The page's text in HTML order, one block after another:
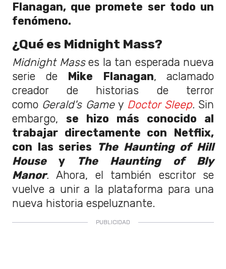
Flanagan, que promete ser todo un
fenómeno.
¿Qué es Midnight Mass?
Midnight Mass es la tan esperada nueva
serie de Mike Flanagan, aclamado
creador de historias de terror
como Gerald's Gamey Doctor Sleep. Sin
embargo, se hizo más conocido al
trabajar directamente con Netflix,
con las series The Haunting of Hill
House y
The Haunting of Bly
Manor.Ahora, el también escritor se
vuelve a unir a la plataforma para una
nueva historia espeluznante.